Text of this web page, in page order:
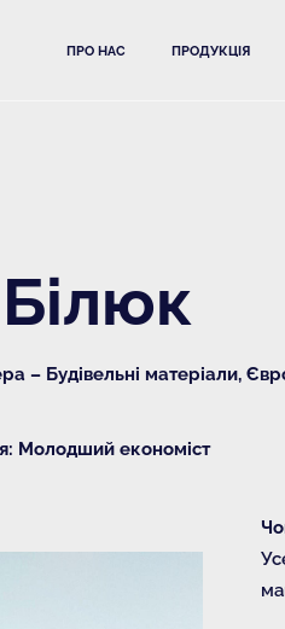
ПРО НАС ПРОДУКЦІЯ
– Будівельні матеріали,
Молодший економіст